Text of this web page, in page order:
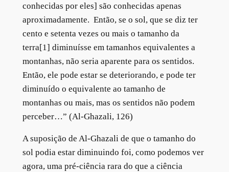
conhecidas por eles] são conhecidas apenas
aproximadamente. Então, se o sol, que se diz ter
cento e setenta vezes ou mais o tamanho da
terra[1] diminuísse em tamanhos equivalentes a
montanhas, não seria aparente para os sentidos.
Então, ele pode estar se deteriorando, e pode ter
diminuído o equivalente ao tamanho de
montanhas ou mais, mas os sentidos não podem
perceber…” (Al-Ghazali, 126)
A suposição de Al-Ghazali de que o tamanho do
sol podia estar diminuindo foi, como podemos ver
agora, uma pré-ciência rara do que a ciência